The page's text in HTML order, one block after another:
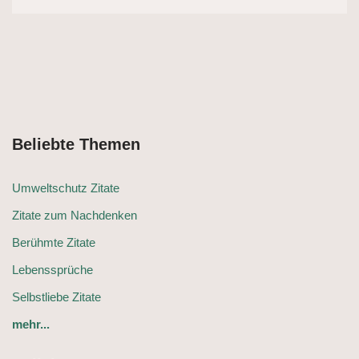
Beliebte Themen
Umweltschutz Zitate
Zitate zum Nachdenken
Berühmte Zitate
Lebenssprüche
Selbstliebe Zitate
mehr...